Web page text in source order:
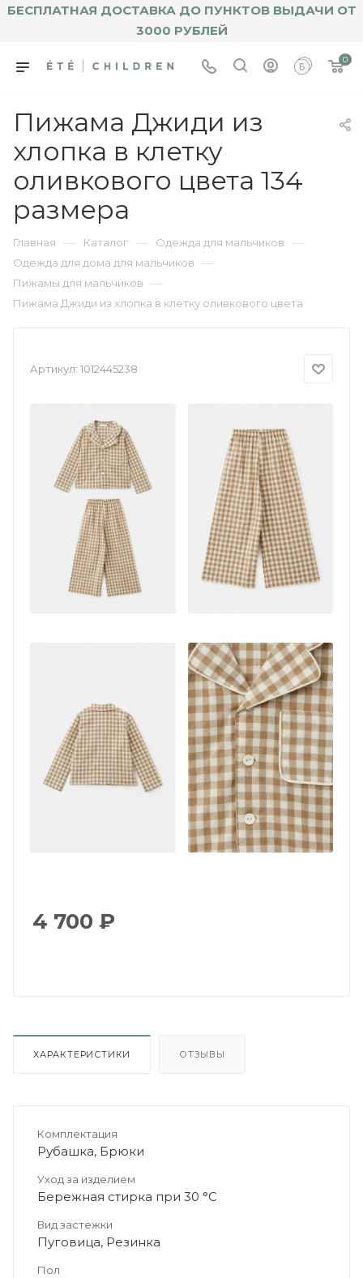
БЕСПЛАТНАЯ ДОСТАВКА ДО ПУНКТОВ ВЫДАЧИ ОТ
3000 РУБЛЕЙ
0
Пижама Джиди из
хлопка в клетку
оливкового цвета 134
размера
Главная — Каталог — Одежда для мальчиков —
Одежда для дома для мальчиков —
Пижамы для мальчиков —
Пижама Джиди из хлопка в клетку оливкового цвета
Артикул: 1012445238
4 700 ₽
ХАРАКТЕРИСТИКИ ОТЗЫВЫ
Комплектация
Рубашка, Брюки
Уход за изделием
Бережная стирка при 30 °C
Вид застежки
Пуговица, Резинка
Пол